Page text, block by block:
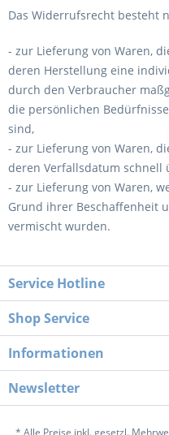
Das Widerrufsrecht besteht
- zur Lieferung von Waren,
deren Herstellung eine
durch den Verbraucher
die persönlichen
sind,
- zur Lieferung von Waren,
deren Verfallsdatum schnell
- zur Lieferung von Waren,
Grund ihrer Beschaffenheit
vermischt wurden.
Service Hotline
Shop Service
Informationen
Newsletter